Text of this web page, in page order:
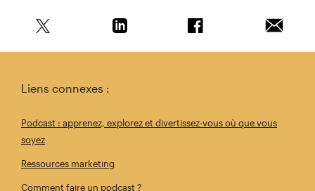
Liens connexes :
Podcast : apprenez, explorez et divertissez-vous où que vous
soyez
Ressources marketing
Comment faire un podcast ?